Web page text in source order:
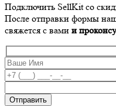
Подключить SellKit со
После отправки формы
свяжется с вами и